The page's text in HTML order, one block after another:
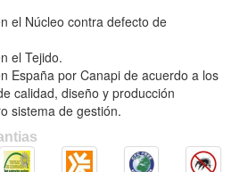
el Núcleo contra defecto de
el Tejido.
España por Canapi de acuerdo a los
calidad, diseño y producción
sistema de gestión.